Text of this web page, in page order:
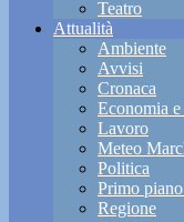
Teatro
Attualità
Ambiente
Avvisi
Cronaca
Economia
Lavoro
Meteo
Politica
Primo
Regione